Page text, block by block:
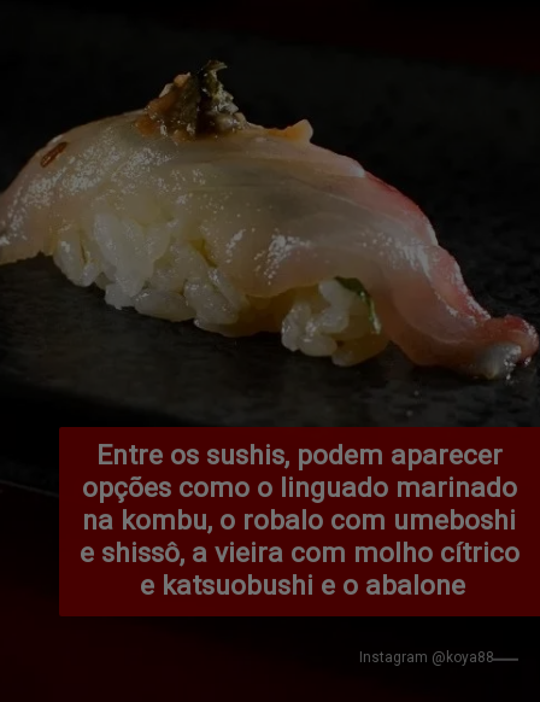
Entre os sushis, podem aparecer
opções como o linguado marinado
na kombu, o robalo com umeboshi
e shissô, a vieira com molho cítrico
e katsuobushi e o abalone
Instagram @koya88